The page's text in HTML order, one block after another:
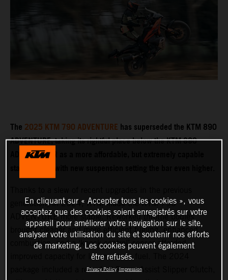
The2025 KTM 790 ADVENTUREhas superseded the KTM 890
ADVENTURE, taking its rightful place below the KTM 890
ADVENTURE R as a more affordable, but extremely capable
generation, in 2024, KTM made the KTM 790
ADVENTURE more stable. Reworked throttle bodies
brought cleaner and more efficient fueling, enhanced
combustion, and a ‘knock control’ sensor afforded
improved capacity for lower octane fuel. The 2024
package included a reworked Power Assist Slipper Clutch,
En cliquant sur « Accepter tous les cookies », vous
acceptez que des cookies soient enregistrés sur votre
appareil pour améliorer votre navigation sur le site,
analyser votre utilisation du site et soutenir nos efforts
de marketing. Les cookies peuvent également
être refusés.
Privacy Policy Impression